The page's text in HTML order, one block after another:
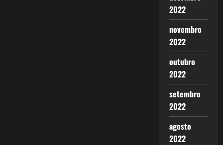
2022
novembro
2022
outubro
2022
setembro
2022
agosto
2022